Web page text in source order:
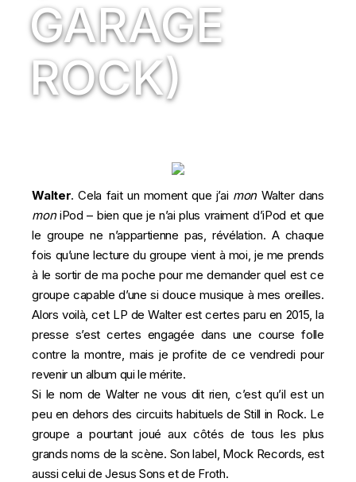
GARAGE
ROCK)
Walter. Cela fait un moment que j’ai monWalter dans
moniPod – bien que je n’ai plus vraiment d’iPod et que
le groupe ne n’appartienne pas, révélation. A chaque
fois qu’une lecture du groupe vient à moi, je me prends
à le sortir de ma poche pour me demander quel est ce
groupe capable d’une si douce musique à mes oreilles.
Alors voilà, cet LP de Walter est certes paru en 2015, la
presse s’est certes engagée dans une course folle
contre la montre, mais je profite de ce vendredi pour
revenir un album qui le mérite.
Si le nom de Walter ne vous dit rien, c’est qu’il est un
peu en dehors des circuits habituels de Still in Rock. Le
groupe a pourtant joué aux côtés de tous les plus
grands noms de la scène. Son label, Mock Records, est
aussi celui de Jesus Sons et de Froth.